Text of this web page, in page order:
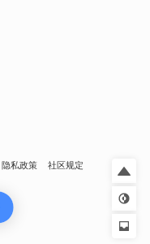
隐私政策
社区规定